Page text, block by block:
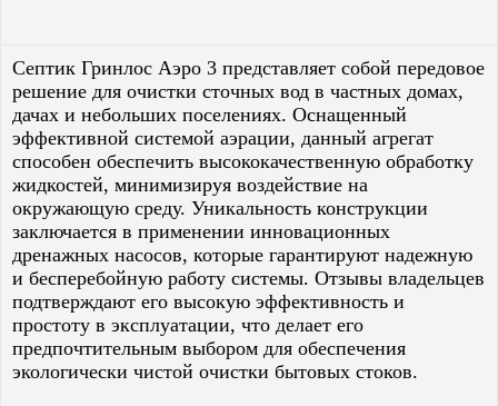
Септик Гринлос Аэро 3 представляет собой передовое
решение для очистки сточных вод в частных домах,
дачах и небольших поселениях. Оснащенный
эффективной системой аэрации, данный агрегат
способен обеспечить высококачественную обработку
жидкостей, минимизируя воздействие на
окружающую среду. Уникальность конструкции
заключается в применении инновационных
дренажных насосов, которые гарантируют надежную
и бесперебойную работу системы. Отзывы владельцев
подтверждают его высокую эффективность и
простоту в эксплуатации, что делает его
предпочтительным выбором для обеспечения
экологически чистой очистки бытовых стоков.